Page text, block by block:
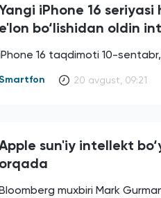
iPhone 16
e'lon bo‘lishidan oldin
16 taqdimoti 10-
20 avgust, 09:21
sun'iy intellekt
orqada
muxbiri Mark